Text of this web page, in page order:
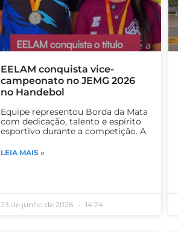
EELAM conquista vice-
campeonato no JEMG 2026
no Handebol
Equipe representou Borda da Mata
com dedicação, talento e espírito
esportivo durante a competição. A
LEIA MAIS »
23 de junho de 2026 14:24